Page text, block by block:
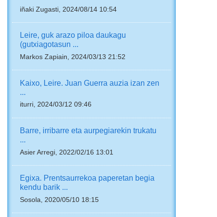
iñaki Zugasti, 2024/08/14 10:54
Leire, guk arazo piloa daukagu
(gutxiagotasun ...
Markos Zapiain, 2024/03/13 21:52
Kaixo, Leire. Juan Guerra auzia izan zen
iturri, 2024/03/12 09:46
Barre, irribarre eta aurpegiarekin trukatu
...
Asier Arregi, 2022/02/16 13:01
Egixa. Prentsaurrekoa paperetan begia
kendu barik ...
Sosola, 2020/05/10 18:15